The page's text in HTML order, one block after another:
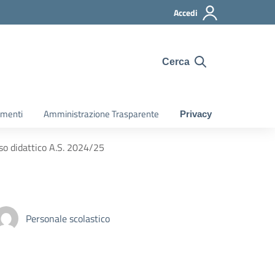
Accedi
Cerca
Amministrazione Trasparente Privacy
didattico A.S. 2024/25
Personale scolastico